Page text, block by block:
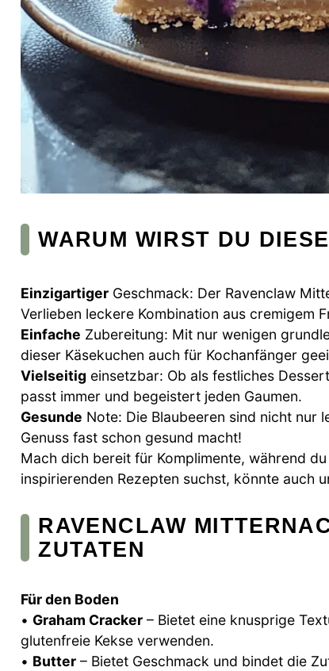
WARUM WIRST DU
Einzigartiger Geschmack: Der Ravenclaw
Verlieben leckere Kombination aus cremigem
Einfache Zubereitung: Mit nur wenigen
dieser Käsekuchen auch für Kochanfänger
Vielseitig einsetzbar: Ob als festliches
passt immer und begeistert jeden Gaumen.
Gesunde Note: Die Blaubeeren sind nicht nur
Genuss fast schon gesund macht!
Mach dich bereit für Komplimente, während
inspirierenden Rezepten suchst, könnte auch
RAVENCLAW
ZUTATEN
Für den Boden
• Graham Cracker – Bietet eine knusprige
glutenfreie Kekse verwenden.
• Butter – Bietet Geschmack und bindet die